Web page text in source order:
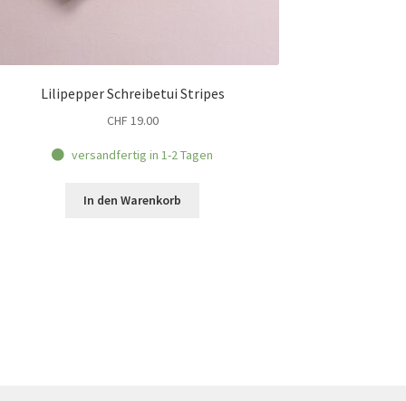
Lilipepper Schreibetui Stripes
CHF 19.00
versandfertig in 1-2 Tagen
In den Warenkorb